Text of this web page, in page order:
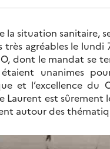
la situation sanitaire,
très agréables le
dont le mandat se
unanimes
et l’excellence du
Laurent est sûrement
autour des